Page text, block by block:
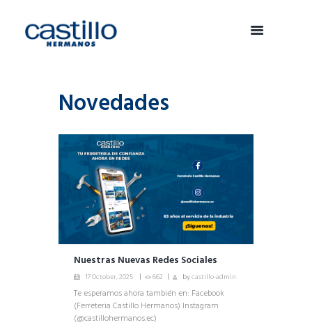
Novedades
Nuestras Nuevas Redes Sociales
17 October, 2025 662 bycastillo-admin
Te esperamos ahora también en: Facebook
(Ferreteria Castillo Hermanos) Instagram
(@castillohermanos.ec)